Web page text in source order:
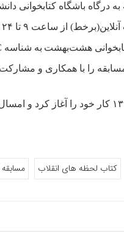
درگاه باشگاه کتابخوانی
هشت‌بهشت به شناسه
را با همکاری و مشارکت
کتاب لحظه های انقلاب